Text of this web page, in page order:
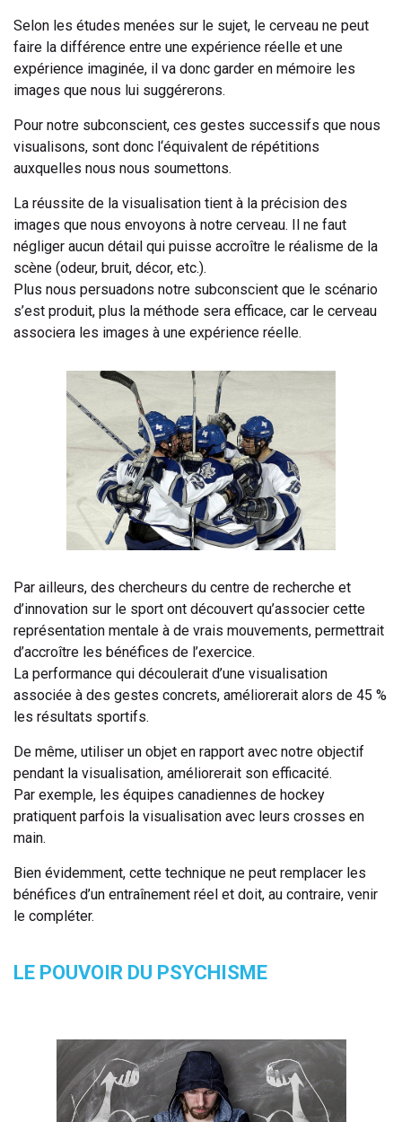
Selon les études menées sur le sujet, le cerveau ne peut
faire la différence entre une expérience réelle et une
expérience imaginée, il va donc garder en mémoire les
images que nous lui suggérerons.
Pour notre subconscient, ces gestes successifs que nous
visualisons, sont donc l‘équivalent de répétitions
auxquelles nous nous soumettons.
La réussite de la visualisation tient à la précision des
images que nous envoyons à notre cerveau. Il ne faut
négliger aucun détail qui puisse accroître le réalisme de la
scène (odeur, bruit, décor, etc.).
Plus nous persuadons notre subconscient que le scénario
s’est produit, plus la méthode sera efficace, car le cerveau
associera les images à une expérience réelle.
Par ailleurs, des chercheurs du centre de recherche et
d’innovation sur le sport ont découvert qu’associer cette
représentation mentale à de vrais mouvements, permettrait
d’accroître les bénéfices de l’exercice.
La performance qui découlerait d’une visualisation
associée à des gestes concrets, améliorerait alors de 45 %
les résultats sportifs.
De même, utiliser un objet en rapport avec notre objectif
pendant la visualisation, améliorerait son efficacité.
Par exemple, les équipes canadiennes de hockey
pratiquent parfois la visualisation avec leurs crosses en
main.
Bien évidemment, cette technique ne peut remplacer les
bénéfices d’un entraînement réel et doit, au contraire, venir
le compléter.
LE POUVOIR DU PSYCHISME